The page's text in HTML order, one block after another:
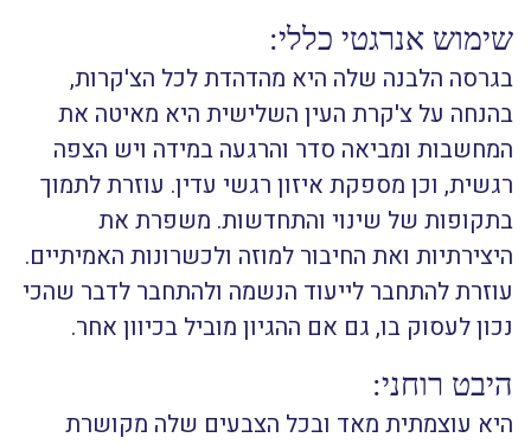
שימוש אנרגטי כללי:
בגרסה הלבנה שלה היא מהדהדת לכל הצ'קרות,
בהנחה על צ'קרת העין השלישית היא מאיטה את
המחשבות ומביאה סדר והרגעה במידה ויש הצפה
רגשית, וכן מספקת איזון רגשי עדין. עוזרת לתמוך
בתקופות של שינוי והתחדשות. משפרת את
היצירתיות ואת החיבור למוזה ולכשרונות האמיתיים.
עוזרת להתחבר לייעוד הנשמה ולהתחבר לדבר שהכי
נכון לעסוק בו, גם אם ההגיון מוביל בכיוון אחר.
היבט רוחני:
היא עוצמתית מאד ובכל הצבעים שלה מקושרת